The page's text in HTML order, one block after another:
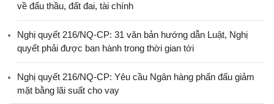
về đấu thầu, đất đai, tài chính
Nghị quyết 216/NQ-CP: 31 văn bản hướng dẫn Luật, Nghị
quyết phải được ban hành trong thời gian tới
Nghị quyết 216/NQ-CP: Yêu cầu Ngân hàng phấn đấu giảm
mặt bằng lãi suất cho vay